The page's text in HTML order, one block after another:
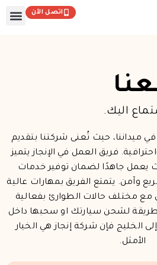
اتصل الآن
اليك.
في ميداننا، حيث تُعنى شركتنا بتقديم
فريق العمل في الإنجاز يتميز
يعمل جاهدًا لضمان توفير خدمات
يتمتع الفريق بمهارات عالية
مختلف حالات الطوارئ بفعالية
لشحن سيارتك او سحبها داخل
الخليج فإن شركة إنجاز هي الخيار
الأمثل.